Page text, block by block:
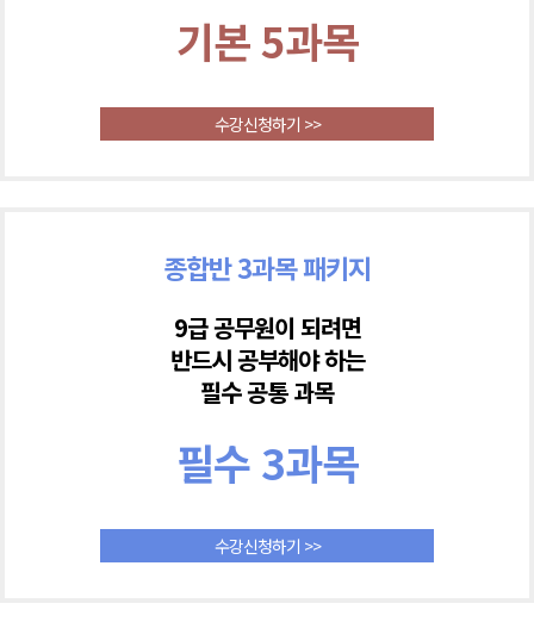
기본 5과목
수강신청하기 >>
종합반 3과목 패키지
9급 공무원이 되려면
반드시 공부해야 하는
필수 공통 과목
필수 3과목
수강신청하기 >>